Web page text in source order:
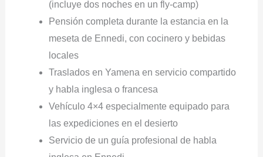
(incluye dos noches en un fly-camp)
Pensión completa durante la estancia en la
meseta de Ennedi, con cocinero y bebidas
locales
Traslados en Yamena en servicio compartido
y habla inglesa o francesa
Vehículo 4×4 especialmente equipado para
las expediciones en el desierto
Servicio de un guía profesional de habla